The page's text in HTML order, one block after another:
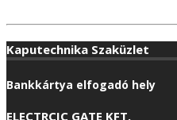
Kaputechnika Szaküzlet
Bankkártya elfogadó hely
ELECTRCIC GATE KFT.